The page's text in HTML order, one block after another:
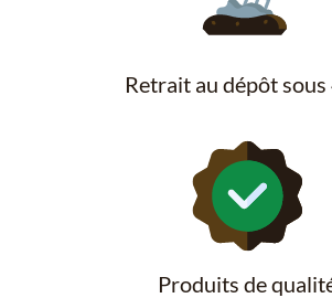
Retrait au dépôt
Produits de